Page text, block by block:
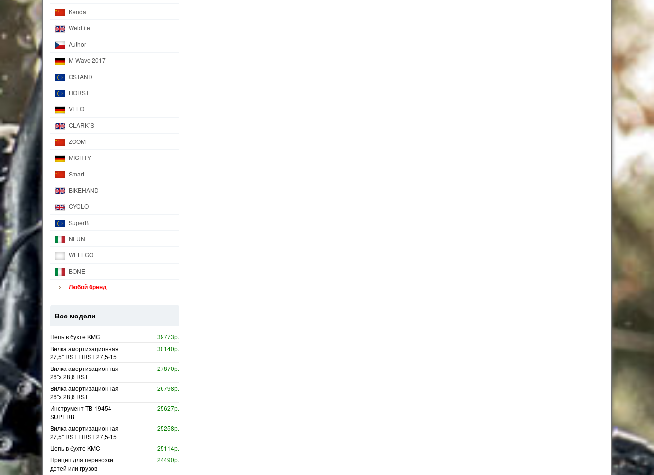
Kenda
Weldtite
Author
M-Wave 2017
OSTAND
HORST
VELO
CLARK`S
ZOOM
MIGHTY
Smart
BIKEHAND
CYCLO
SuperB
NFUN
WELLGO
BONE
Любой бренд
Все модели
Цепь в бухте KMC
39773р.
Вилка амортизационная
27,5" RST FIRST 27,5-15
30140р.
Вилка амортизационная
26"х 28,6 RST
27870р.
Вилка амортизационная
26"х 28,6 RST
26798р.
Инструмент TB-19454
SUPERB
25627р.
Вилка амортизационная
27,5" RST FIRST 27,5-15
25258р.
Цепь в бухте KMC
25114р.
Прицеп для перевозки
детей или грузов
24490р.